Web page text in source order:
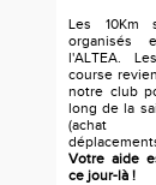
Les 10Km
organisés
l'ALTEA.
course
notre club
long de la
(achat
Votre aide
ce jour-là !